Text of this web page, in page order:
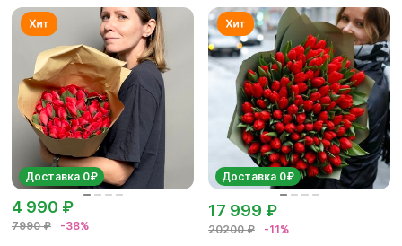
Доставка 0₽
7990 ₽ -38%
4 990 ₽
Доставка 0₽
20200 ₽ -11%
17 999 ₽